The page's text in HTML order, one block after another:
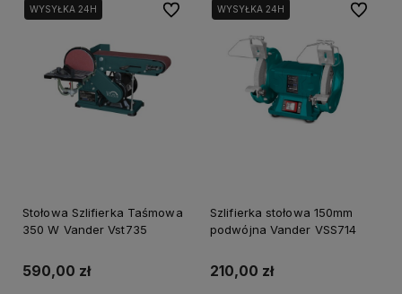
WYSYŁKA 24H
Stołowa Szlifierka Taśmowa
350 W Vander Vst735
590,00 zł
Do ulubionychWYSYŁKA 24H
Szlifierka stołowa 150mm
podwójna Vander VSS714
210,00 zł
Do